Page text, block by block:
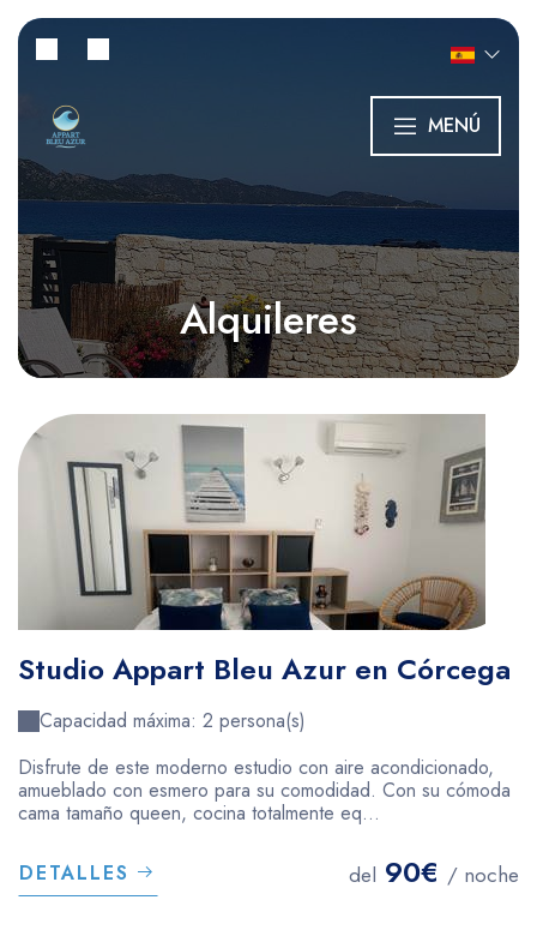
MENÚ
Alquileres
Studio Appart Bleu Azur en Córcega
Capacidad máxima: 2 persona(s)
Disfrute de este moderno estudio con aire acondicionado,
amueblado con esmero para su comodidad. Con su cómoda
cama tamaño queen, cocina totalmente eq...
DETALLES del 90€ / noche